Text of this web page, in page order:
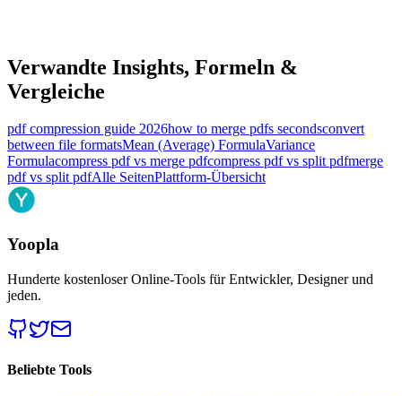
Verwandte Insights, Formeln &
Vergleiche
pdf compression guide 2026how to merge pdfs secondsconvert
between file formatsMean (Average) FormulaVariance
Formulacompress pdf vs merge pdfcompress pdf vs split pdfmerge
pdf vs split pdfAlle SeitenPlattform-Übersicht
Yoopla
Hunderte kostenloser Online-Tools für Entwickler, Designer und
jeden.
Beliebte Tools